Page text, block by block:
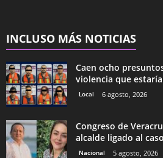
INCLUSO MÁS NOTICIAS
Caen ocho
violencia que
Local 6 agosto, 2026
Congreso de
alcalde ligado al
Nacional 5 agosto, 2026